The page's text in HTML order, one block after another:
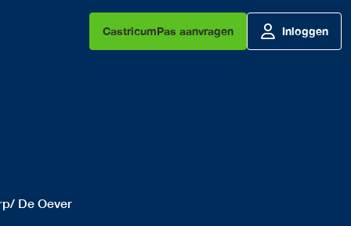
CastricumPas aanvragen Inloggen
De Oever